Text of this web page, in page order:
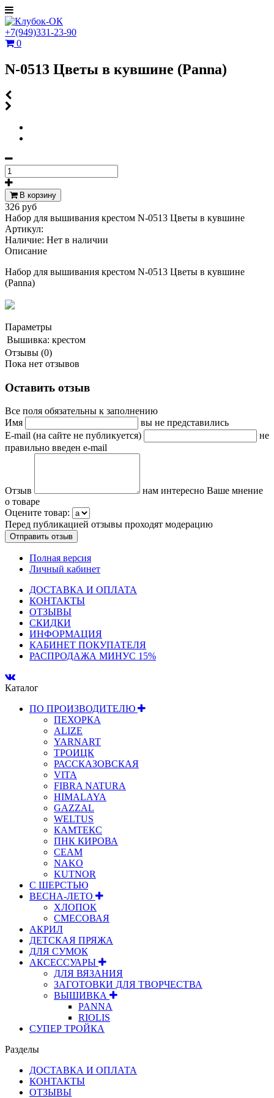
+7(949)331-23-90
0
N-0513 Цветы в кувшине (Panna)
В корзину
326 руб
Набор для вышивания крестом N-0513 Цветы в кувшине
Артикул:
Наличие: Нет в наличии
Описание
Набор для вышивания крестом N-0513 Цветы в кувшине
(Panna)
Параметры
Вышивка: крестом
Отзывы (0)
Пока нет отзывов
Оставить отзыв
Все поля обязательны к заполнению
Имя
вы не представились
E-mail (на сайте не публикуется)
не
правильно введен e-mail
Отзыв
нам интересно Ваше мнение
о товаре
Оцените товар:
Перед публикацией отзывы проходят модерацию
Полная версия
Личный кабинет
ДОСТАВКА И ОПЛАТА
КОНТАКТЫ
ОТЗЫВЫ
СКИДКИ
ИНФОРМАЦИЯ
КАБИНЕТ ПОКУПАТЕЛЯ
РАСПРОДАЖА МИНУС 15%
Каталог
ПО ПРОИЗВОДИТЕЛЮ
ПЕХОРКА
ALIZE
YARNART
ТРОИЦК
РАССКАЗОВСКАЯ
VITA
FIBRA NATURA
HIMALAYA
GAZZAL
WELTUS
КАМТЕКС
ПНК КИРОВА
СЕАМ
NAKO
KUTNOR
С ШЕРСТЬЮ
ВЕСНА-ЛЕТО
ХЛОПОК
СМЕСОВАЯ
АКРИЛ
ДЕТСКАЯ ПРЯЖА
ДЛЯ СУМОК
АКСЕССУАРЫ
ДЛЯ ВЯЗАНИЯ
ЗАГОТОВКИ ДЛЯ ТВОРЧЕСТВА
ВЫШИВКА
PANNA
RIOLIS
СУПЕР ТРОЙКА
Разделы
ДОСТАВКА И ОПЛАТА
КОНТАКТЫ
ОТЗЫВЫ